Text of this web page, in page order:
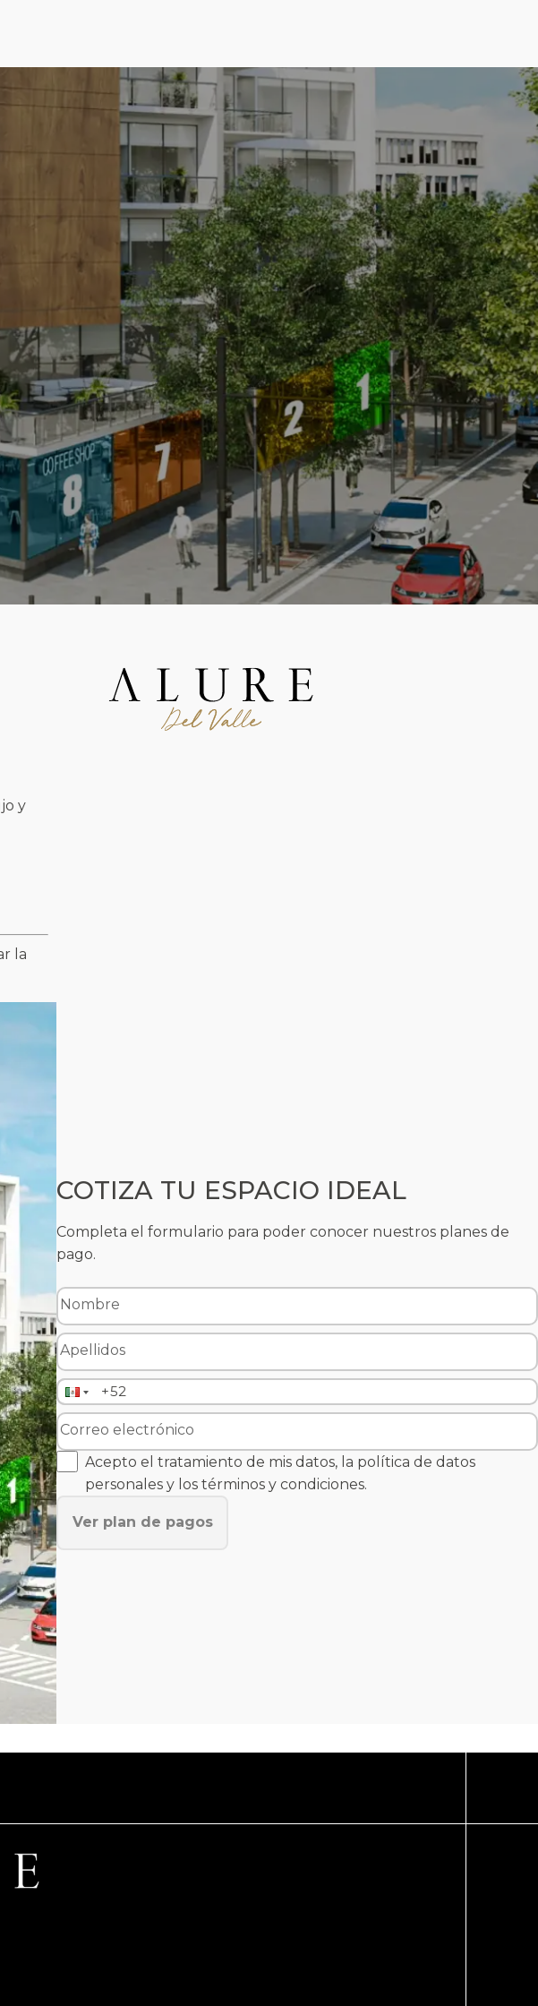
y
la
COTIZA TU ESPACIO IDEAL
Completa el formulario para poder conocer nuestros planes de
pago.
Acepto el tratamiento de mis datos, la política de datos
personales y los términos y condiciones.
Ver plan de pagos